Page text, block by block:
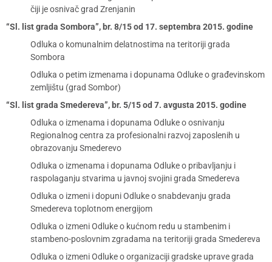
čiji je osnivač grad Zrenjanin
“Sl. list grada Sombora”, br. 8/15 od 17. septembra 2015. godine
Odluka o komunalnim delatnostima na teritoriji grada
Sombora
Odluka o petim izmenama i dopunama Odluke o građevinskom
zemljištu (grad Sombor)
“Sl. list grada Smedereva”, br. 5/15 od 7. avgusta 2015. godine
Odluka o izmenama i dopunama Odluke o osnivanju
Regionalnog centra za profesionalni razvoj zaposlenih u
obrazovanju Smederevo
Odluka o izmenama i dopunama Odluke o pribavljanju i
raspolaganju stvarima u javnoj svojini grada Smedereva
Odluka o izmeni i dopuni Odluke o snabdevanju grada
Smedereva toplotnom energijom
Odluka o izmeni Odluke o kućnom redu u stambenim i
stambeno-poslovnim zgradama na teritoriji grada Smedereva
Odluka o izmeni Odluke o organizaciji gradske uprave grada